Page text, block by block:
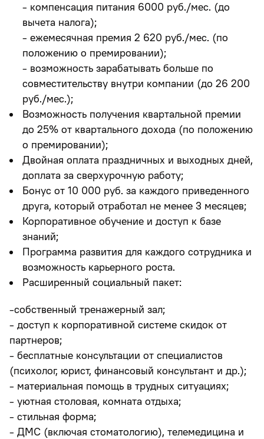
- компенсация питания 6000 руб./мес. (до
вычета налога);
- ежемесячная премия 2 620 руб./мес. (по
положению о премировании);
- возможность зарабатывать больше по
совместительству внутри компании (до 26 200
руб./мес.);
Возможность получения квартальной премии
до 25% от квартального дохода (по положению
о премировании);
Двойная оплата праздничных и выходных дней,
доплата за сверхурочную работу;
Бонус от 10 000 руб. за каждого приведенного
друга, который отработал не менее 3 месяцев;
Корпоративное обучение и доступ к базе
знаний;
Программа развития для каждого сотрудника и
возможность карьерного роста.
Расширенный социальный пакет:
-собственный тренажерный зал;
- доступ к корпоративной системе скидок от
партнеров;
- бесплатные консультации от специалистов
(психолог, юрист, финансовый консультант и др.);
- материальная помощь в трудных ситуациях;
- уютная столовая, комната отдыха;
- стильная форма;
- ДМС (включая стоматологию), телемедицина и